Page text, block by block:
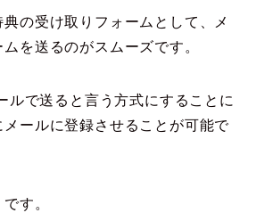
の受け取りフォームとして、メ
を送るのがスムーズです。
ルで送ると言う方式にすることに
メールに登録させることが可能で
す。